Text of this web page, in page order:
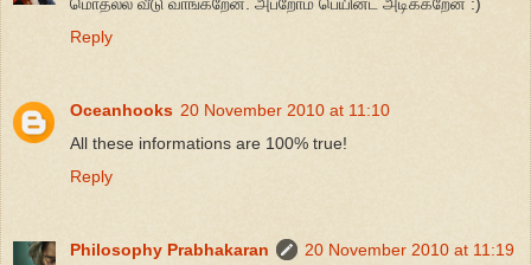
Reply
Oceanhooks 20 November 2010 at 11:10
All these informations are 100% true!
Reply
Philosophy Prabhakaran
20 November 2010 at 11:19